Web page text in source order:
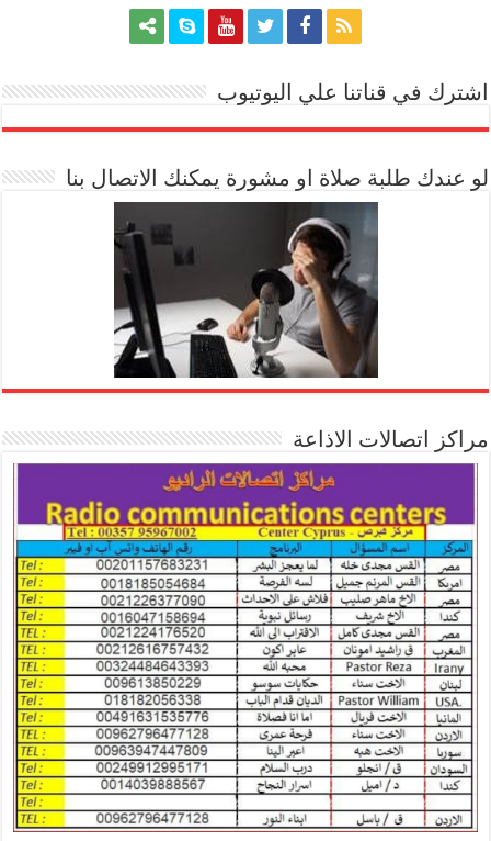
اشترك في قناتنا علي اليوتيوب
لو عندك طلبة صلاة او مشورة يمكنك الاتصال بنا
مراكز اتصالات الاذاعة